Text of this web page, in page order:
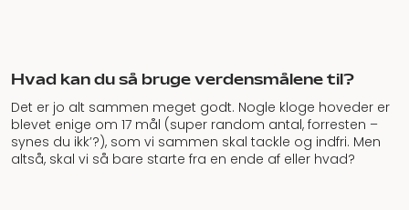
Hvad kan du så bruge verdensmålene til?
Det er jo alt sammen meget godt. Nogle kloge hoveder er
blevet enige om 17 mål (super random antal, forresten –
synes du ikk’?), som vi sammen skal tackle og indfri. Men
altså, skal vi så bare starte fra en ende af eller hvad?